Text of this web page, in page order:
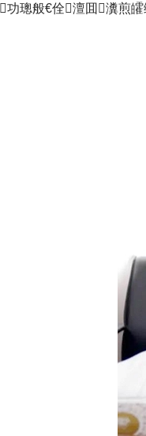
功璁般€佺澶囬瀵煎